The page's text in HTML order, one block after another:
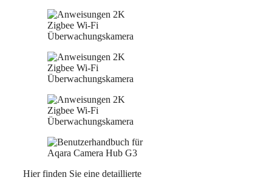
Hier finden Sie eine detaillierte